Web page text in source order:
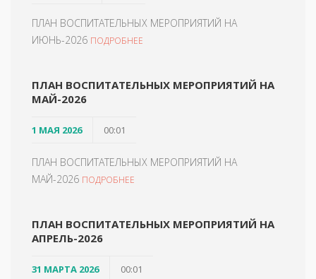
ПЛАН ВОСПИТАТЕЛЬНЫХ МЕРОПРИЯТИЙ НА
ИЮНЬ-2026 ПОДРОБНЕЕ
ПЛАН ВОСПИТАТЕЛЬНЫХ МЕРОПРИЯТИЙ НА
МАЙ-2026
1 МАЯ 2026 00:01
ПЛАН ВОСПИТАТЕЛЬНЫХ МЕРОПРИЯТИЙ НА
МАЙ-2026 ПОДРОБНЕЕ
ПЛАН ВОСПИТАТЕЛЬНЫХ МЕРОПРИЯТИЙ НА
АПРЕЛЬ-2026
31 МАРТА 2026 00:01